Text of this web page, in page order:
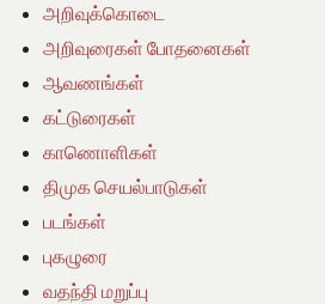
அறிவுக்கொடை
அறிவுரைகள் போதனைகள்
ஆவணங்கள்
கட்டுரைகள்
காணொளிகள்
திமுக செயல்பாடுகள்
படங்கள்
புகழுரை
வதந்தி மறுப்பு